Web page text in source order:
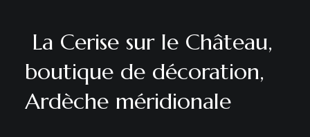
La Cerise sur le Château,
boutique de décoration,
Ardèche méridionale